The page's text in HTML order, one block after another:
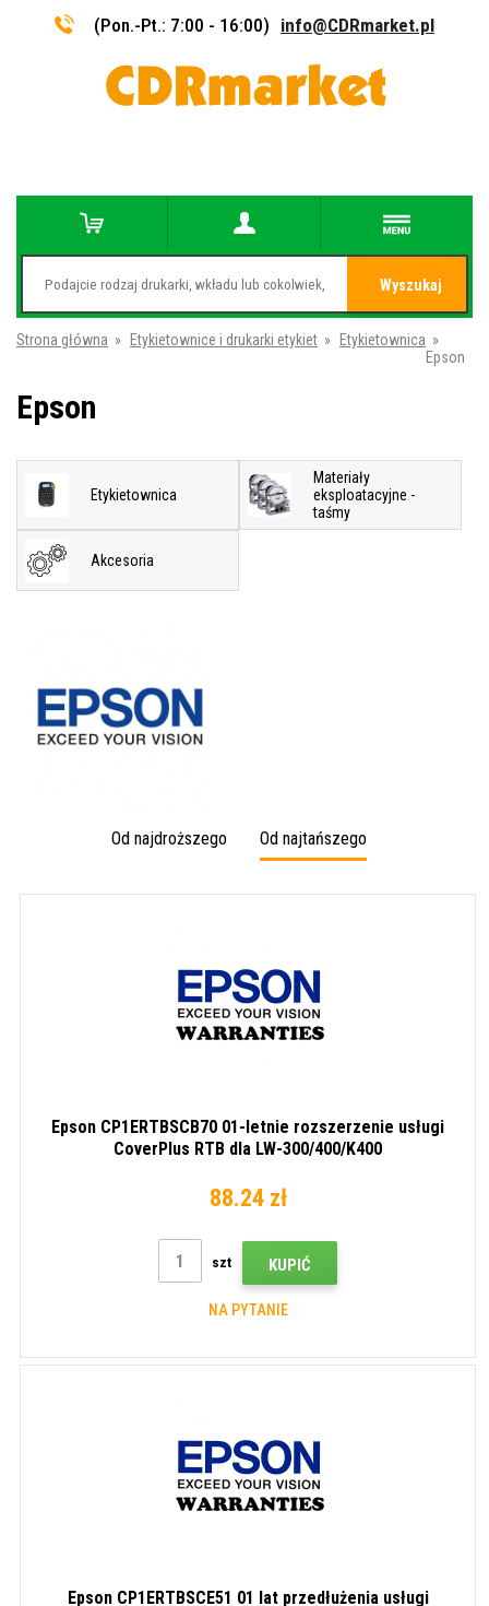
(Pon.-Pt.: 7:00 - 16:00) info@CDRmarket.pl
Wyszukaj
Strona główna » Etykietownice i drukarki etykiet » Etykietownica »
Epson
Epson
Etykietownica
Materiały
eksploatacyjne -
taśmy
Akcesoria
Od najdroższego Od najtańszego
Epson CP1ERTBSCB70 01-letnie rozszerzenie usługi
CoverPlus RTB dla LW-300/400/K400
88.24 zł
szt KUPIĆ
NA PYTANIE
Epson CP1ERTBSCE51 01 lat przedłużenia usługi